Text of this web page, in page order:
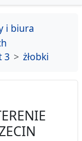
i biura
3
żłobki